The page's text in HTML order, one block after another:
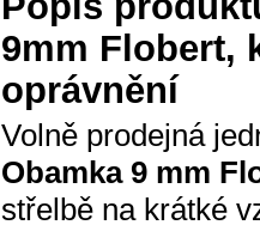
9mm Flobert,
oprávnění
Volně prodejná
Obamka 9 mm
střelbě na krátké